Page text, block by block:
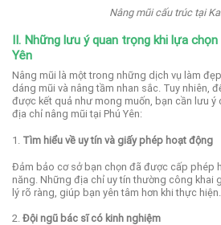
Nâng mũi cấu trúc tại
II. Những lưu ý quan trọng khi lựa
Yên
Nâng mũi là một trong những dịch vụ làm
dáng mũi và nâng tầm nhan sắc. Tuy nhiên,
được kết quả như mong muốn, bạn cần lưu ý
địa chỉ nâng mũi tại Phú Yên:
1. Tìm hiểu về uy tín và giấy phép hoạt động
Đảm bảo cơ sở bạn chọn đã được cấp phép
năng. Những địa chỉ uy tín thường công khai
lý rõ ràng, giúp bạn yên tâm hơn khi thực hiện.
2. Đội ngũ bác sĩ có kinh nghiệm